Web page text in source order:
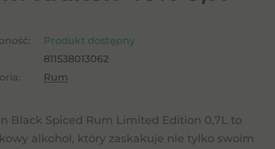
Produkt dostępny
811538013062
Rum
Black Spiced Rum Limited Edition 0,7L to
alkohol, który zaskakuje nie tylko swoim